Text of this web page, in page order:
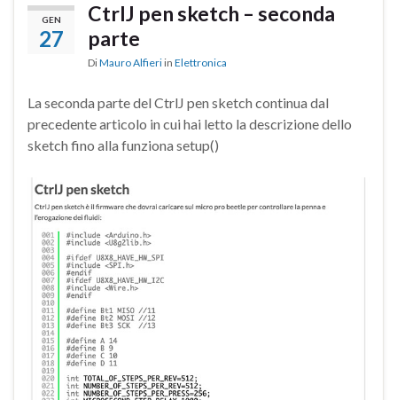
GEN
27
CtrlJ pen sketch – seconda
parte
DiMauro Alfieri in Elettronica
La seconda parte del CtrlJ pen sketch continua dal
precedente articolo in cui hai letto la descrizione dello
sketch fino alla funziona setup()